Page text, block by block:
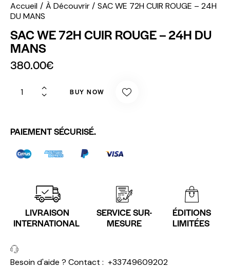
Accueil À Découvrir
SAC WE 72H CUIR ROUGE – 24H
DU MANS
SAC WE 72H CUIR ROUGE – 24H DU
MANS
380.00€
BUY NOW
PAIEMENT SÉCURISÉ.
LIVRAISON
INTERNATIONAL
SERVICE SUR-
MESURE
ÉDITIONS
LIMITÉES
Besoin d'aide ? Contact : +33749609202